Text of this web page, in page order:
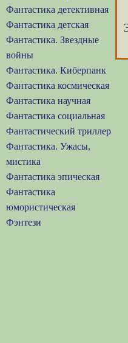
Фантастика детективная
Фантастика детская
Фантастика. Звездные
войны
Фантастика. Киберпанк
Фантастика космическая
Фантастика научная
Фантастика социальная
Фантастический триллер
Фантастика. Ужасы,
мистика
Фантастика эпическая
Фантастика
юмористическая
Фэнтези